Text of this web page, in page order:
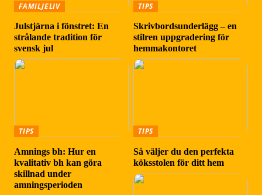
FAMILJELIV
Julstjärna i fönstret: En
strålande tradition för
svensk jul
TIPS
Skrivbordsunderlägg – en
stilren uppgradering för
hemmakontoret
TIPS
Amnings bh: Hur en
kvalitativ bh kan göra
skillnad under
amningsperioden
TIPS
Så väljer du den perfekta
köksstolen för ditt hem